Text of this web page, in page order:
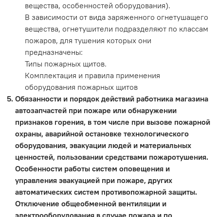
вещества, особенностей оборудования).
В зависимости от вида заряженного огнетушащего
вещества, огнетушители подразделяют по классам
пожаров, для тушения которых они
предназначены:
Типы пожарных щитов.
Комплектация и правила применения
оборудования пожарных щитов
Обязанности и порядок действий работника магазина
автозапчастей при пожаре или обнаружении
признаков горения, в том числе при вызове пожарной
охраны, аварийной остановке технологического
оборудования, эвакуации людей и материальных
ценностей, пользовании средствами пожаротушения.
Особенности работы систем оповещения и
управления эвакуацией при пожаре, других
автоматических систем противопожарной защиты.
Отключение общеобменной вентиляции и